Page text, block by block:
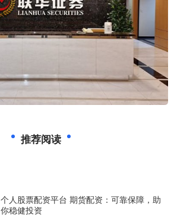
推荐阅读
个人股票配资平台 期货配资：可靠保障，助
你稳健投资